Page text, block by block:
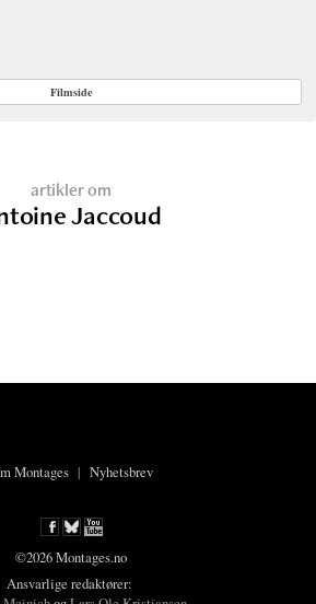
Filmside
artikler om
Jaccoud
Montages| Nyhetsbrev
©2026 Montages.no
Ansvarlige redaktører: